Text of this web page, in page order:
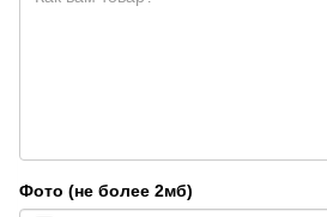
Фото (не более 2мб)